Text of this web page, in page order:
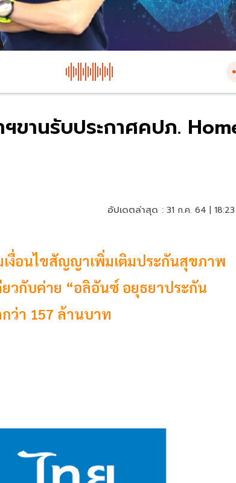
ขานรับประกาศคปภ.
อัปเดตล่าสุด : 31 ก.ค. 64 |
งื่อนไขสัญญาเพิ่มเติมประกันสุขภาพ
วกับค่าย “อลิอันซ์ อยุธยาประกัน
ว่า 157 ล้านบาท